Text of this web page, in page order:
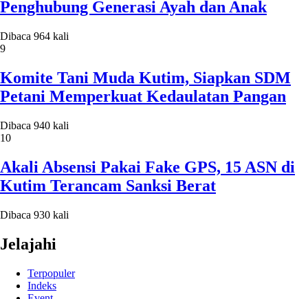
Penghubung Generasi Ayah dan Anak
Dibaca 964 kali
9
Komite Tani Muda Kutim, Siapkan SDM
Petani Memperkuat Kedaulatan Pangan
Dibaca 940 kali
10
Akali Absensi Pakai Fake GPS, 15 ASN di
Kutim Terancam Sanksi Berat
Dibaca 930 kali
Jelajahi
Terpopuler
Indeks